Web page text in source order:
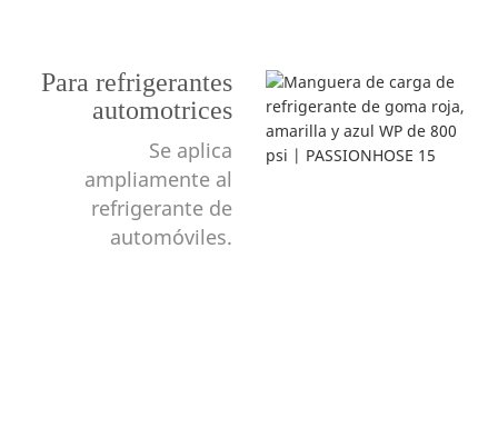
Para refrigerantes
automotrices
Se aplica
ampliamente al
refrigerante de
automóviles.